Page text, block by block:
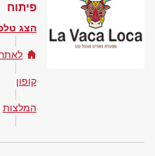
פיתוח
הצג
לאתר
קופון
המלצות